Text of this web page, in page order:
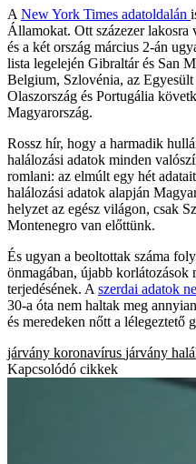
A New York Times adatoldalán
Államokat. Ott százezer lakosra
és a két ország március 2-án
lista legelején Gibraltár és San
Belgium, Szlovénia, az
Olaszország és Portugália
Magyarország.
Rossz hír, hogy a harmadik
halálozási adatok minden
romlani: az elmúlt egy hét
halálozási adatok alapján
helyzet az egész világon, csak
Montenegro van előttünk.
És ugyan a beoltottak száma
önmagában, újabb korlátozások
terjedésének. A szerdai adatok
30-a óta nem haltak meg
és meredeken nőtt a lélegeztető
járvány koronavírus járvány
Kapcsolódó cikkek